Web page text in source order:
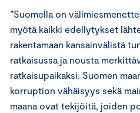
”Suomella on
myötä kaikki edellytykset
rakentamaan kansainvälistä
ratkaisussa ja nousta
ratkaisupaikaksi. Suomen
korruption vähäisyys sekä
maana ovat tekijöitä, joiden